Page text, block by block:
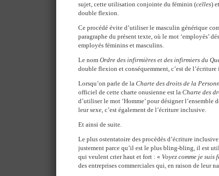
sujet, cette utilisation conjointe du féminin (celles)
double flexion.
Ce procédé évite d’utiliser le masculin générique
paragraphe du présent texte, où le mot ‘employés’
employés féminins et masculins.
Le nom Ordre des infirmières et des infirmiers du
double flexion et conséquemment, c’est de
Lorsqu’on parle de la Charte des droits de la
officiel de cette charte onusienne est la Charte des
d’utiliser le mot ‘Homme’ pour désigner l’ensemble
leur sexe, c’est également de l’écriture inclusive.
Et ainsi de suite.
Le plus ostentatoire des procédés d’écriture
justement parce qu’il est le plus bling-bling, il est
qui veulent crier haut et fort : « Voyez comme je suis
des entreprises commerciales qui, en raison de leur